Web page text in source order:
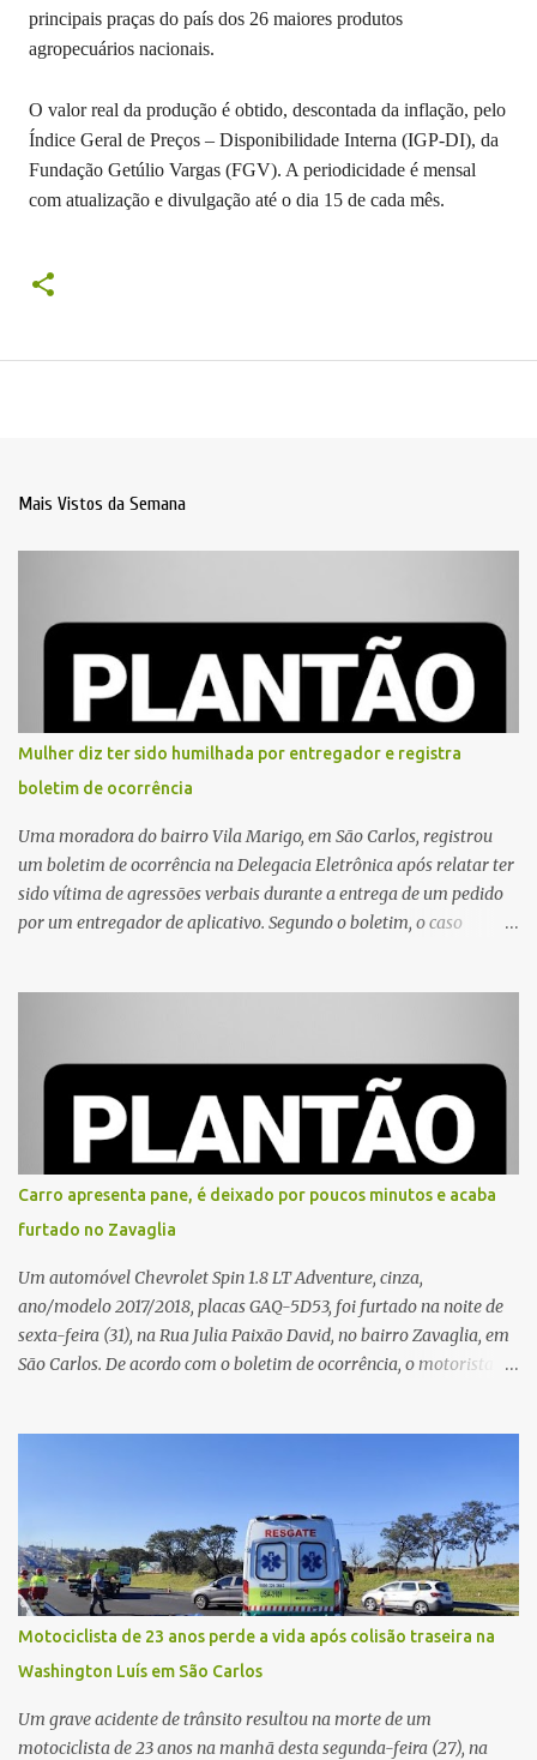
principais praças do país dos 26 maiores produtos
agropecuários nacionais.
O valor real da produção é obtido, descontada da inflação, pelo
Índice Geral de Preços – Disponibilidade Interna (IGP-DI), da
Fundação Getúlio Vargas (FGV). A periodicidade é mensal
com atualização e divulgação até o dia 15 de cada mês.
Mais Vistos da Semana
Mulher diz ter sido humilhada por entregador e registra
boletim de ocorrência
Uma moradora do bairro Vila Marigo, em São Carlos, registrou
um boletim de ocorrência na Delegacia Eletrônica após relatar ter
sido vítima de agressões verbais durante a entrega de um pedido
por um entregador de aplicativo. Segundo o boletim, o caso
proximidades. Ainda conforme o registro policial, a vítima relatou
que, ao receber a entrega, voltou a ser ofendida com palavras de
baixo calão e insultos. Ela informou à Polícia Civil que mora
sozinha e que se sentiu ameaçada, coagida e humilhada com a
situação. Fonte: São Carlos Agora
Carro apresenta pane, é deixado por poucos minutos e acaba
furtado no Zavaglia
Um automóvel Chevrolet Spin 1.8 LT Adventure, cinza,
ano/modelo 2017/2018, placas GAQ-5D53, foi furtado na noite de
sexta-feira (31), na Rua Julia Paixão David, no bairro Zavaglia, em
São Carlos. De acordo com o boletim de ocorrência, o motorista
permaneceu com a chave de ignição e se ausentou do local por
cerca de dez minutos para buscar ajuda. Ao retornar, constatou
que o automóvel havia desaparecido. A vítima realizou buscas
pelas imediações, mas não conseguiu localizar o veículo.
Conforme o boletim, um menino de aproximadamente 10 anos
relatou ter visto a Spin passando pelo local fazendo um forte ruído,
característica compatível com o problema mecânico que o veículo
já apresentava antes do furto. O carro possui seguro e, segundo a
v...
Motociclista de 23 anos perde a vida após colisão traseira na
Washington Luís em São Carlos
Um grave acidente de trânsito resultou na morte de um
motociclista de 23 anos na manhã desta segunda-feira (27), na